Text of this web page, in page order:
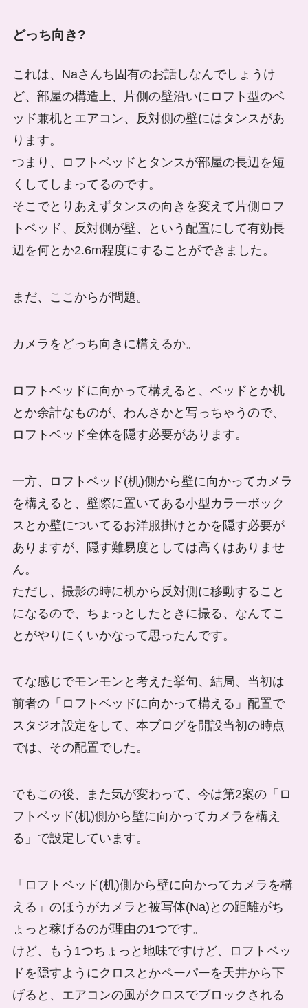
どっち向き?
これは、Naさんち固有のお話しなんでしょうけ
ど、部屋の構造上、片側の壁沿いにロフト型のベ
ッド兼机とエアコン、反対側の壁にはタンスがあ
ります。
つまり、ロフトベッドとタンスが部屋の長辺を短
くしてしまってるのです。
そこでとりあえずタンスの向きを変えて片側ロフ
トベッド、反対側が壁、という配置にして有効長
辺を何とか2.6m程度にすることができました。
まだ、ここからが問題。
カメラをどっち向きに構えるか。
ロフトベッドに向かって構えると、ベッドとか机
とか余計なものが、わんさかと写っちゃうので、
ロフトベッド全体を隠す必要があります。
一方、ロフトベッド(机)側から壁に向かってカメラ
を構えると、壁際に置いてある小型カラーボック
スとか壁についてるお洋服掛けとかを隠す必要が
ありますが、隠す難易度としては高くはありませ
ん。
ただし、撮影の時に机から反対側に移動すること
になるので、ちょっとしたときに撮る、なんてこ
とがやりにくいかなって思ったんです。
てな感じでモンモンと考えた挙句、結局、当初は
前者の「ロフトベッドに向かって構える」配置で
スタジオ設定をして、本ブログを開設当初の時点
では、その配置でした。
でもこの後、また気が変わって、今は第2案の「ロ
フトベッド(机)側から壁に向かってカメラを構え
る」で設定しています。
「ロフトベッド(机)側から壁に向かってカメラを構
える」のほうがカメラと被写体(Na)との距離がち
ょっと稼げるのが理由の1つです。
けど、もう1つちょっと地味ですけど、ロフトベッ
ドを隠すようにクロスとかペーパーを天井から下
げると、エアコンの風がクロスでブロックされる